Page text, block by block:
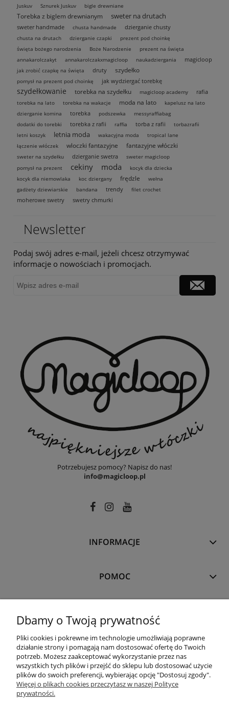
Juskuv
Sznurek Juskuv bigle drewniane
Torebka z biglem drewnianym sweter na drutach
sweter handmade chusta handmade dzierganie chusty
chusta na drutach dzierganie czapki
prezent pod choinkę
święta bożego narodzenia
Boże Narodzenie
prezent na święta
annakarolczakyt
annakarolczakxmagicloop naukadziergania magicloop
jak zrobić czapkę na święta druty szydełko
pomysł na prezent pod choinkę jak wydziergać torebkę
szydełkowanie torebka na szydełku magicloop academy rafia
torebka na lato torebka na wakacje moda na lato
kapelusz na lato
dzierganie komina
torebka podszewka
messyraffiabag
dodatki do torebki
torebka z rafii raffia torba z rafii
torbazrafii
letni koszyk
letnia moda wakacyjna moda
tropical lane
łączenie włóczek
wloczki fantazyjne fantazyjne włóczki
sweter na szydełku dzierganie swetra
sweter magicloop
pomysł na prezent
cekiny moda
kocyk dla dziecka
kocyk dla niemowlaka
koc dziergany frędzle
wełna
gadżety dziewiarskie
bandana trendy filet crochet
moherowe swetry swetry chmurki
Newsletter
Podaj swój adres e-mail, jeżeli chcesz otrzymywać
informacje o nowościach i promocjach.
Potrzebujesz pomocy? Napisz do nas!
info@magicloop.pl
INFORMACJE
POMOC
PŁATNOŚCI I DOSTAWA
O NAS
Dbamy o Twoją prywatność
Pliki cookies i pokrewne im technologie umożliwiają poprawne
działanie strony i pomagają nam dostosować ofertę do Twoich
potrzeb. Możesz zaakceptować wykorzystanie przez nas
wszystkich tych plików i przejść do sklepu lub dostosować użycie
plików do swoich preferencji, wybierając opcję "Dostosuj zgody".
Więcej o plikach cookies przeczytasz w naszej Polityce
prywatności.